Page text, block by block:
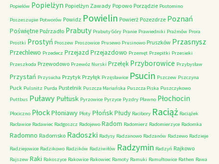
Popielów Popielżyn Popielżyn Zawady Popowo Porządzie Postomino
Poszeszupie Potworów Powidz Powielin Powierż Pozezdrze Poznań
Poświętne Poźrzadło Prabuty Prabuty Góry Pranie Prawiedniki Prażmów Prora
Prostki Prostyń Proszew Proszowice Prusewo Prusinowo Pruszków Przasnysz
Przechlewo Przedecz Przejazd Przejazdowo Przemęt Przepitki Przesieki
Przeszkoda Przewodowo Przewóz Nurski Przełęk Przyborowice Przybysław
Przystań Przysucha Przytyk Przyłęk Przęsławice Psucin Pszczew Pszczyna
Puck Pulsnitz Purda Pustelnik Puszcza Mariańska Puszcza Piska Puszczykowo
Puttbus Puławy Pułtusk Pyrzowice Pyrzyce Pyzdry Pławno Płochocin
Płociczno PłockPłoniawy Płoty PłońskPłudy Racibory Raciąż Raciążek
Racławice Radawiec Radgoszcz Radojewo Radom Radomierz Radomierzyce Radomka
Radomno Radomsko Radoszki Radysy Radzanowo Radzanów Radzewo Radzieje
Radziejowice Radzikowo Radzików Radziwiłów Radzymin Radzyń Rajkowo
Rajszew Raki Rakoszyce Rakowice Rakowiec Ramoty Ramuki Ramułtowice Rathen Rawa